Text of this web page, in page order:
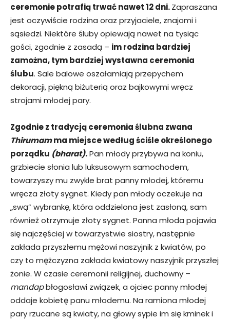
ceremonie potrafią trwać nawet 12 dni.Zapraszana
jest oczywiście rodzina oraz przyjaciele, znajomi i
sąsiedzi. Niektóre śluby opiewają nawet na tysiąc
gości, zgodnie z zasadą – im rodzina bardziej
zamożna, tym bardziej wystawna ceremonia
ślubu. Sale balowe oszałamiają przepychem
dekoracji, piękną biżuterią oraz bajkowymi wręcz
strojami młodej pary.
Zgodnie z tradycją ceremonia ślubna zwana
Thirumamma miejsce według ściśle określonego
porządku (bharat).Pan młody przybywa na koniu,
grzbiecie słonia lub luksusowym samochodem,
towarzyszy mu zwykle brat panny młodej, któremu
wręcza złoty sygnet. Kiedy pan młody oczekuje na
„swą” wybrankę, która oddzielona jest zasłoną, sam
również otrzymuje złoty sygnet. Panna młoda pojawia
się najczęściej w towarzystwie siostry, następnie
zakłada przyszłemu mężowi naszyjnik z kwiatów, po
czy to mężczyzna zakłada kwiatowy naszyjnik przyszłej
żonie. W czasie ceremonii religijnej, duchowny –
mandapbłogosławi związek, a ojciec panny młodej
oddaje kobietę panu młodemu. Na ramiona młodej
pary rzucane są kwiaty, na głowy sypie im się kminek i